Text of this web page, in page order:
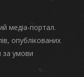
медіа-портал.
опублікованих
за умови